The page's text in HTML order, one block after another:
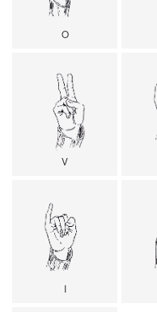
O
V
I